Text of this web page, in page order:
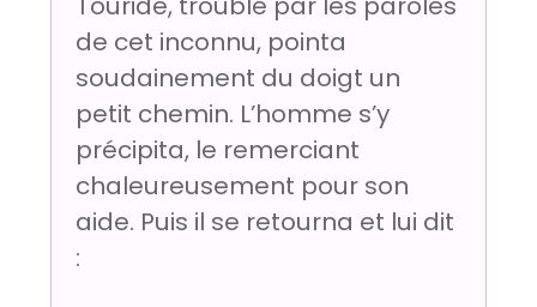
de cet inconnu, pointa
soudainement du doigt un
petit chemin. L’homme s’y
précipita, le remerciant
chaleureusement pour son
aide. Puis il se retourna et lui dit
: